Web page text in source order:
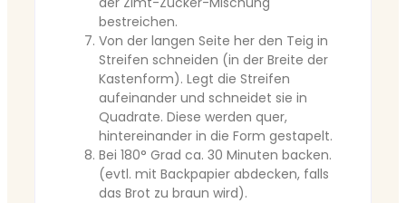
bestreichen.
Von der langen Seite her den Teig in
Streifen schneiden (in der Breite der
Kastenform). Legt die Streifen
aufeinander und schneidet sie in
Quadrate. Diese werden quer,
hintereinander in die Form gestapelt.
Bei 180° Grad ca. 30 Minuten backen.
(evtl. mit Backpapier abdecken, falls
das Brot zu braun wird).